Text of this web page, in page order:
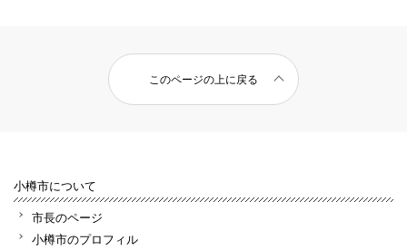
このページの上に戻る
小樽市について
市長のページ
小樽市のプロフィル